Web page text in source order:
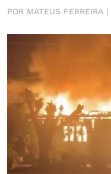
POR MATEUS FERREIRA |